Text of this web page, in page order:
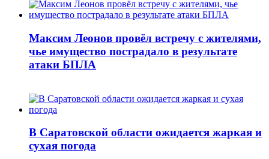
Максим Леонов провёл встречу с жителями,
чье имущество пострадало в результате
атаки БПЛА
В Саратовской области ожидается жаркая и
сухая погода